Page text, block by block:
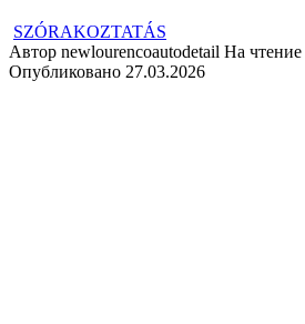
SZÓRAKOZTATÁS
Автор newlourencoautodetail На чтение
Опубликовано 27.03.2026